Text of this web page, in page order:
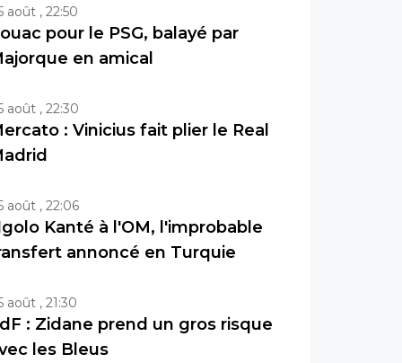
août , 22:50
pour le PSG, balayé par
en amical
août , 22:30
: Vinicius fait plier le Real
août , 22:06
Kanté à l'OM, l'improbable
annoncé en Turquie
août , 21:30
: Zidane prend un gros risque
les Bleus